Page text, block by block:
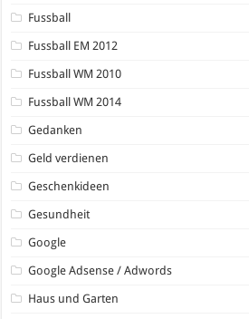
Fussball
Fussball EM 2012
Fussball WM 2010
Fussball WM 2014
Gedanken
Geld verdienen
Geschenkideen
Gesundheit
Google
Google Adsense / Adwords
Haus und Garten